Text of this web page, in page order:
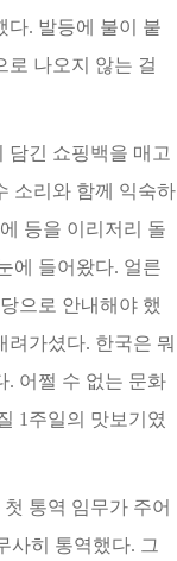
다. 발등에 불이 붙
로 나오지 않는 걸
담긴 쇼핑백을 매고
소리와 함께 익숙하
등을 이리저리 돌
에 들어왔다. 얼른
으로 안내해야 했
가셨다. 한국은 뭐
. 어쩔 수 없는 문화
1주일의 맛보기였
통역 임무가 주어
사히 통역했다. 그